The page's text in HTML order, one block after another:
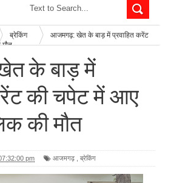
ब्रेकिंग
आजमगढ़: खेत के बाड़ में प्रवाहित करेंट
के बाड़ में
की चपेट में आए
की मौत
pm आजमगढ़ ब्रेकिंग